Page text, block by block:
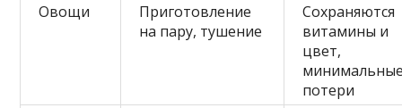
Овощи
Приготовление
на пару, тушение
Сохраняются
витамины и
цвет,
потери